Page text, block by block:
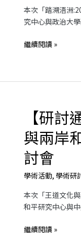
本次「踏溯浯洲
究中心與政治大
溯
浯
青
繼續閱讀 »
【研
與兩岸
討會
學術活動, 學術研
本次「王道文化
和平研究中心與
【研
通
知】
「王
道
化
與
岸
繼續閱讀 »